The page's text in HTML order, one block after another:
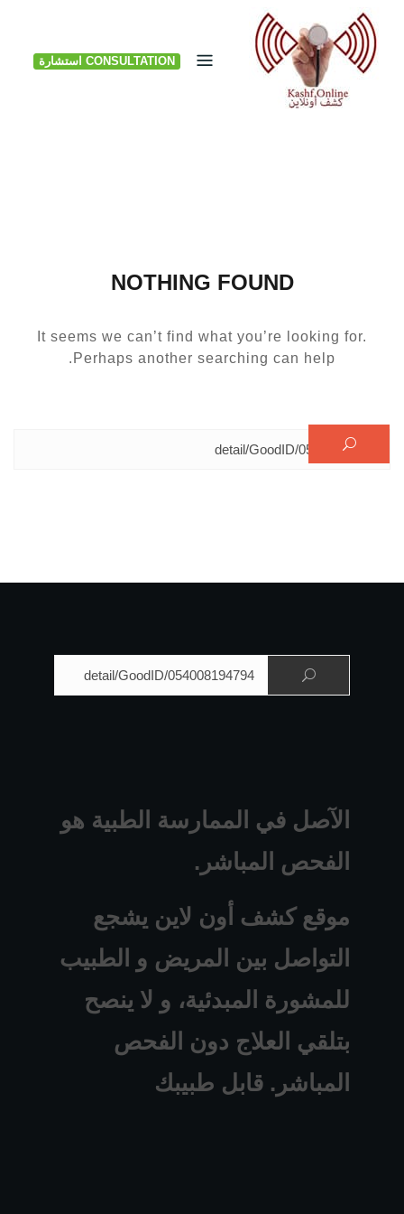
Skip
content
CONSULTATION استشارة
NOTHING FOUND
It seems we can’t find what you’re looking for.
Perhaps another searching can help.
البحث عن:
الآصل في الممارسة الطبية هو
الفحص المباشر.
موقع كشف أون لاين يشجع
التواصل بين المريض و الطبيب
للمشورة المبدئية، و لا ينصح
بتلقي العلاج دون الفحص
المباشر. قابل طبيبك